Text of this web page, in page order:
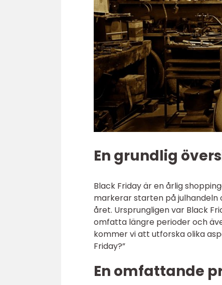
En grundlig
Black Friday är en årlig
markerar starten på julhandeln
året. Ursprungligen var Black
omfatta längre perioder och
kommer vi att utforska olika
Friday?”
En omfattande